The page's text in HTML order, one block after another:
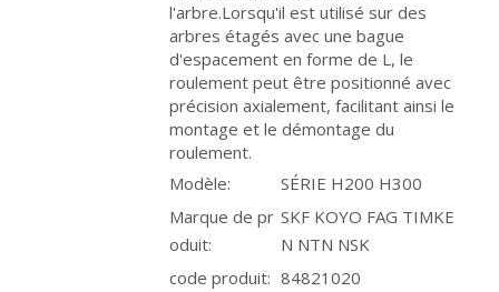
l'arbre.Lorsqu'il est utilisé sur des
arbres étagés avec une bague
d'espacement en forme de L, le
roulement peut être positionné avec
précision axialement, facilitant ainsi le
montage et le démontage du
roulement.
Modèle:
SÉRIE H200 H300
Marque de pr
oduit:
SKF KOYO FAG TIMKE
N NTN NSK
code produit: 84821020